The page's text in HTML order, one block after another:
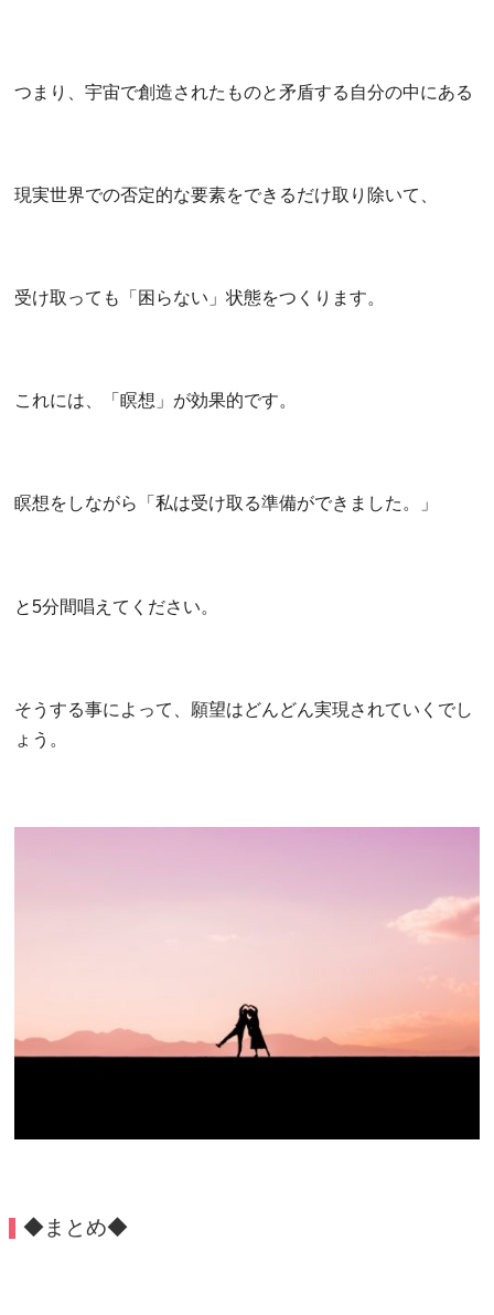
つまり、宇宙で創造されたものと矛盾する自分の中にある
現実世界での否定的な要素をできるだけ取り除いて、
受け取っても「困らない」状態をつくります。
これには、「瞑想」が効果的です。
瞑想をしながら「私は受け取る準備ができました。」
と5分間唱えてください。
そうする事によって、願望はどんどん実現されていくでし
ょう。
◆まとめ◆